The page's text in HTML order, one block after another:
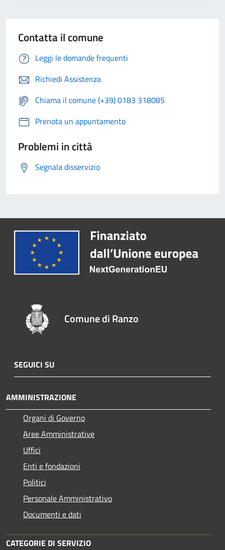
Contatta il comune
Leggi le domande frequenti
Richiedi Assistenza
Chiama il comune (+39) 0183 318085
Prenota un appuntamento
Problemi in città
Segnala disservizio
Comune di Ranzo
SEGUICI SU
AMMINISTRAZIONE
Organi di Governo
Aree Amministrative
Uffici
Enti e fondazioni
Politici
Personale Amministrativo
Documenti e dati
CATEGORIE DI SERVIZIO